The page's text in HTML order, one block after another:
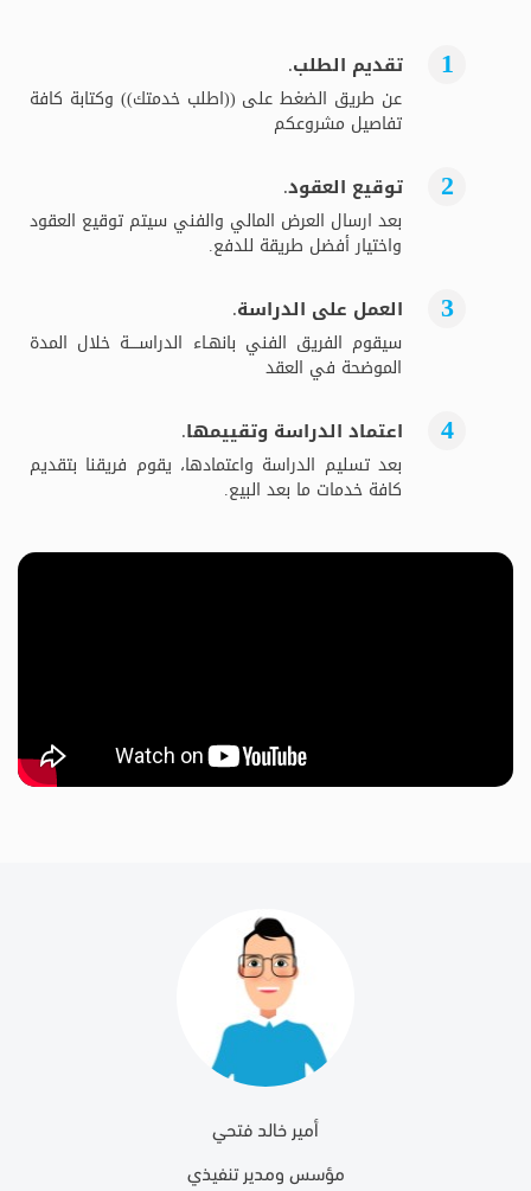
تقديم الطلب.
عن طريق الضغط على ((اطلب خدمتك)) وكتابة كافة
تفاصيل مشروعكم
توقيع العقود.
بعد ارسال العرض المالي والفني سيتم توقيع العقود
واختيار أفضل طريقة للدفع.
العمل على الدراسة.
سيقوم الفريق الفني بانهـاء الدراســــة خلال المدة
الموضحة في العقد
اعتماد الدراسة وتقييمها.
بعد تسليم الدراسة واعتمادها، يقوم فريقنا بتقديم
كافة خدمات ما بعد البيع.
أمير خالد فتحي
مؤسس ومدير تنفيذي